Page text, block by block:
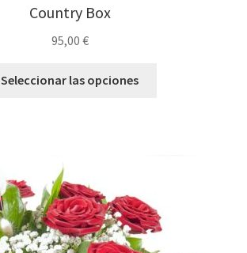
Country Box
95,00 €
Seleccionar las opciones